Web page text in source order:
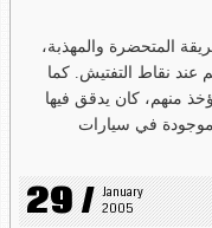
المتحضرة والمهذبة،
عند نقاط التفتيش. كما
منهم، كان يدقق فيها
من خلال اجهزة كمبيوتر محمولة Lap Top موجودة في سيارات
29 / January
2005